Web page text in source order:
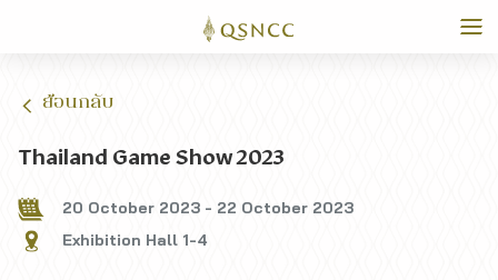
ย้อนกลับ
Thailand Game Show 2023
20 October 2023 - 22 October 2023
Exhibition Hall 1-4